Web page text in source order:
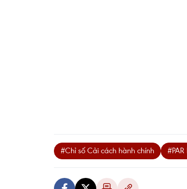
#Chỉ số Cải cách hành chính